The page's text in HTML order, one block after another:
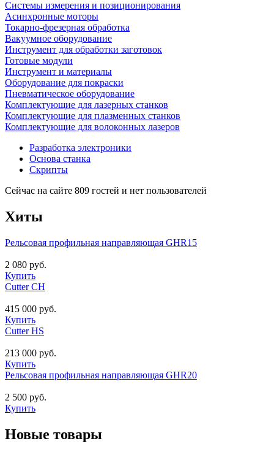
Системы измерения и позиционирования
Асинхронные моторы
Токарно-фрезерная обработка
Вакуумное оборудование
Инструмент для обработки заготовок
Готовые модули
Инструмент и материалы
Оборудование для покраски
Пневматическое оборудование
Комплектующие для лазерных станков
Комплектующие для плазменных станков
Комплектующие для волоконных лазеров
Разработка электроники
Основа станка
Скрипты
Сейчас на сайте 809 гостей и нет пользователей
Хиты
Рельсовая профильная направляющая GHR15
2 080 руб.
Купить
Cutter CH
415 000 руб.
Купить
Cutter HS
213 000 руб.
Купить
Рельсовая профильная направляющая GHR20
2 500 руб.
Купить
Новые товары